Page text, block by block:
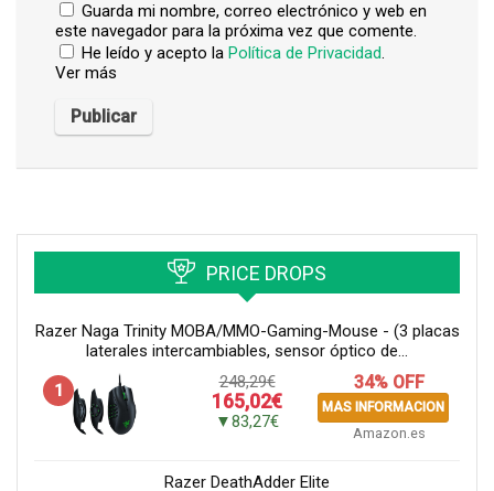
Guarda mi nombre, correo electrónico y web en
este navegador para la próxima vez que comente.
He leído y acepto la Política de Privacidad.
Ver más
PRICE DROPS
Razer Naga Trinity MOBA/MMO-Gaming-Mouse - (3 placas
laterales intercambiables, sensor óptico de...
1
248,29€
165,02€
▼83,27€
34% OFF
MAS INFORMACION
Amazon.es
Razer DeathAdder Elite